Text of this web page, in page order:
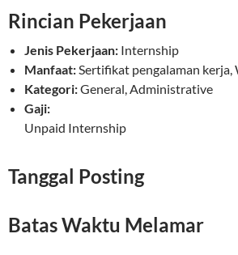
Rincian Pekerjaan
Jenis Pekerjaan: Internship
Manfaat:Sertifikat pengalaman
Kategori:General, Administrative
Gaji:
Unpaid Internship
Tanggal Posting
Batas Waktu Melamar